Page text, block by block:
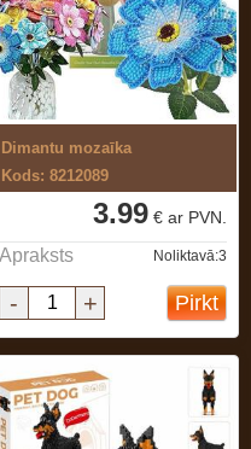
Dimantu mozaīka
Kods: 8212089
3.99 € ar PVN.
Apraksts Noliktavā:3
- + Pirkt